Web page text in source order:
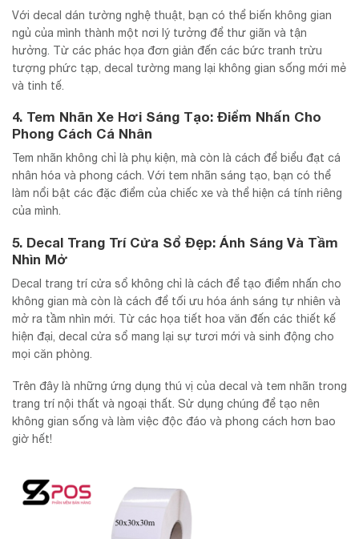
Với decal dán tường nghệ thuật, bạn có thể biến không gian
ngủ của mình thành một nơi lý tưởng để thư giãn và tận
hưởng. Từ các phác họa đơn giản đến các bức tranh trừu
tượng phức tạp, decal tường mang lại không gian sống mới mẻ
và tinh tế.
4. Tem Nhãn Xe Hơi Sáng Tạo: Điểm Nhấn Cho
Phong Cách Cá Nhân
Tem nhãn không chỉ là phụ kiện, mà còn là cách để biểu đạt cá
nhân hóa và phong cách. Với tem nhãn sáng tạo, bạn có thể
làm nổi bật các đặc điểm của chiếc xe và thể hiện cá tính riêng
của mình.
5. Decal Trang Trí Cửa Sổ Đẹp: Ánh Sáng Và Tầm
Nhìn Mở
Decal trang trí cửa sổ không chỉ là cách để tạo điểm nhấn cho
không gian mà còn là cách để tối ưu hóa ánh sáng tự nhiên và
mở ra tầm nhìn mới. Từ các họa tiết hoa văn đến các thiết kế
hiện đại, decal cửa sổ mang lại sự tươi mới và sinh động cho
mọi căn phòng.
Trên đây là những ứng dụng thú vị của decal và tem nhãn trong
trang trí nội thất và ngoại thất. Sử dụng chúng để tạo nên
không gian sống và làm việc độc đáo và phong cách hơn bao
giờ hết!